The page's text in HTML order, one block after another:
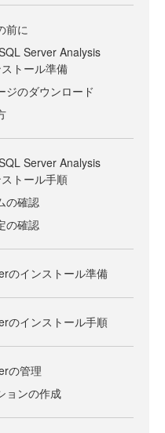
前に
Server Analysis
トール準備
ジのダウンロード
Server Analysis
トール手順
の確認
の確認
のインストール準備
のインストール手順
の管理
ョンの作成